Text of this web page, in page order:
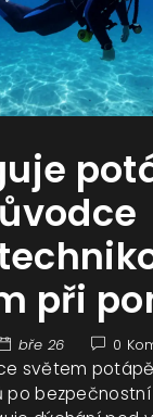
při
bře 26 0
světem
po bezpečnostní